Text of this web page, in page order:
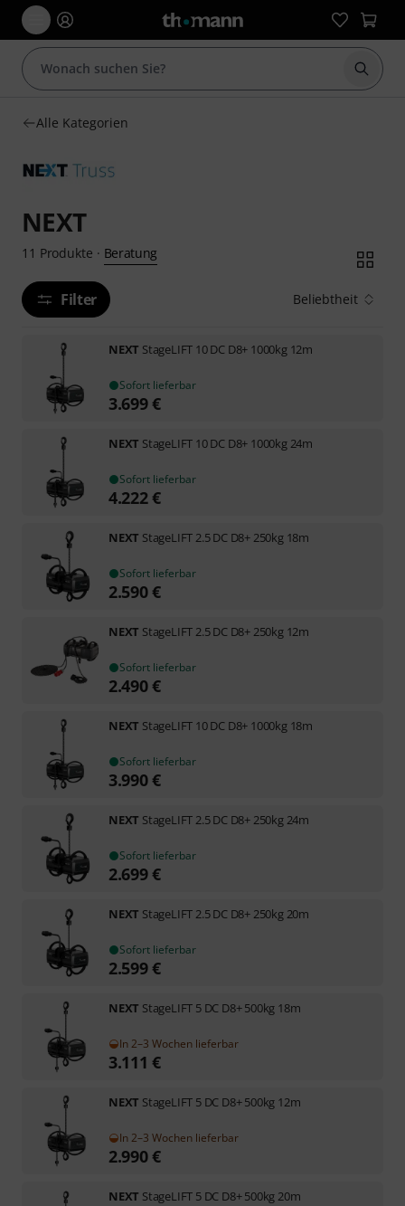
Suche
Alle Kategorien
NEXT
11 Produkte · Beratung
Filter Beliebtheit
NEXT StageLIFT 10 DC D8+ 1000kg 12m
Sofort lieferbar
3.699€
NEXT StageLIFT 10 DC D8+ 1000kg 24m
Sofort lieferbar
4.222€
NEXT StageLIFT 2.5 DC D8+ 250kg 18m
Sofort lieferbar
2.590€
NEXT StageLIFT 2.5 DC D8+ 250kg 12m
Sofort lieferbar
2.490€
NEXT StageLIFT 10 DC D8+ 1000kg 18m
Sofort lieferbar
3.990€
NEXT StageLIFT 2.5 DC D8+ 250kg 24m
Sofort lieferbar
2.699€
NEXT StageLIFT 2.5 DC D8+ 250kg 20m
Sofort lieferbar
2.599€
NEXT StageLIFT 5 DC D8+ 500kg 18m
In 2–3 Wochen lieferbar
3.111 €
NEXT StageLIFT 5 DC D8+ 500kg 12m
In 2–3 Wochen lieferbar
2.990€
NEXT StageLIFT 5 DC D8+ 500kg 20m